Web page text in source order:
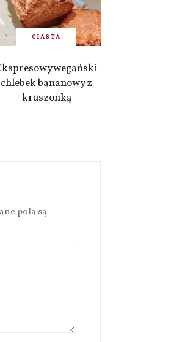
CIASTA
wegański
chlebek bananowy z
kruszonką
pola są